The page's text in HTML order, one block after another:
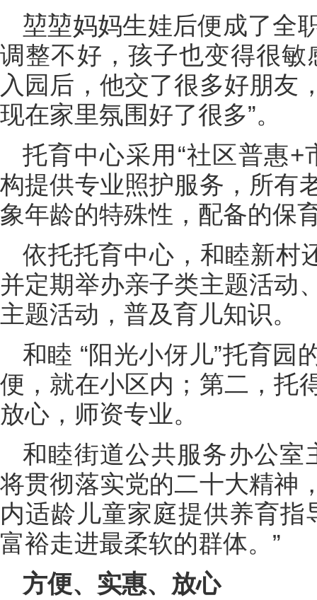
堃堃妈妈生娃后便成了全
调整不好，孩子也变得很敏
入园后，他交了很多好朋友
现在家里氛围好了很多”。
托育中心采用“社区普惠+
构提供专业照护服务，所有
象年龄的特殊性，配备的保
依托托育中心，和睦新村
并定期举办亲子类主题活动
主题活动，普及育儿知识。
和睦 “阳光小伢儿”托育园
便，就在小区内；第二，托
放心，师资专业。
和睦街道公共服务办公室
将贯彻落实党的二十大精神
内适龄儿童家庭提供养育指
富裕走进最柔软的群体。”
方便、实惠、放心